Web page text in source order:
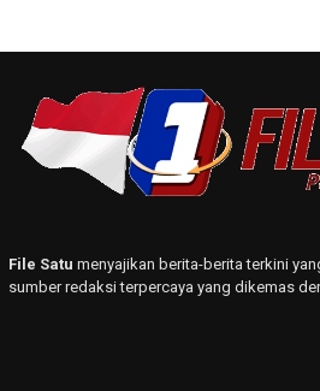
File Satu menyajikan berita-berita terkini
sumber redaksi terpercaya yang dikemas